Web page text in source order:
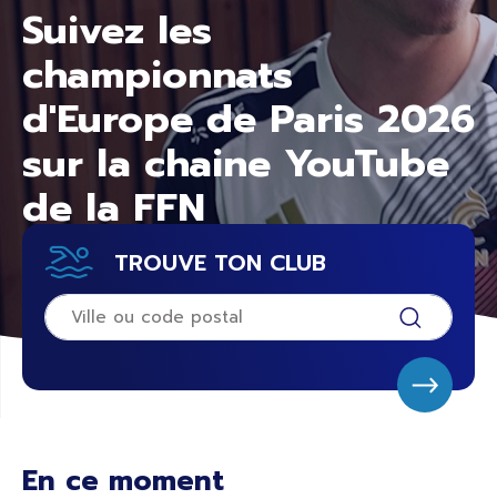
Suivez les
championnats
d'Europe de Paris 2026
sur la chaine YouTube
de la FFN
TROUVE TON CLUB
En ce moment